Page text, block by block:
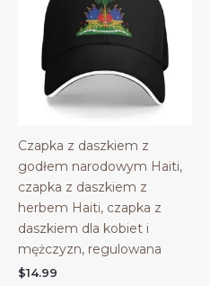
Czapka z daszkiem z
godłem narodowym Haiti,
czapka z daszkiem z
herbem Haiti, czapka z
daszkiem dla kobiet i
mężczyzn, regulowana
$14.99